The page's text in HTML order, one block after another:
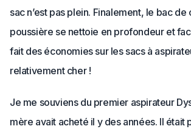
sac n’est pas plein. Finalement, le bac
poussière se nettoie en profondeur et
fait des économies sur les sacs à
relativement cher !
Je me souviens du premier aspirateur
mère avait acheté il y des années. Il était